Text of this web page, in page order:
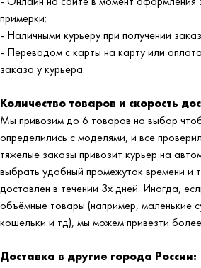
примерки;
- Наличными курьеру при получении
- Переводом с карты на карту или
заказа у курьера.
Количество товаров и скорость
Мы привозим до 6 товаров на выбор
определились с моделями, и все
тяжелые заказы привозит курьер на
выбрать удобный промежуток времени и
доставлен в течении 3х дней. Иногда,
объёмные товары (например, маленькие
кошельки и тд), мы можем привезти
Доставка в другие города России: